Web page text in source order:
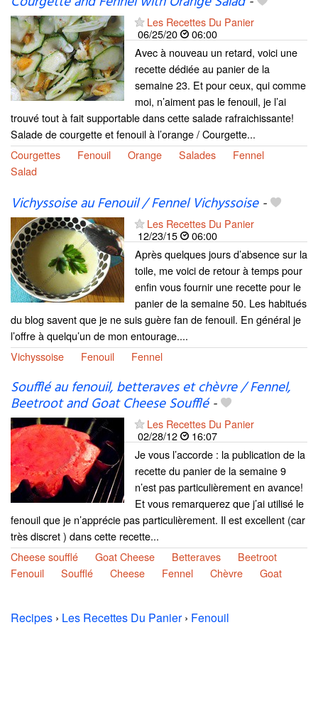
Les Recettes Du Panier
06/25/20
06:00
Avec à nouveau un retard, voici une
recette dédiée au panier de la
semaine 23. Et pour ceux, qui comme
moi, n’aiment pas le fenouil, je l’ai
trouvé tout à fait supportable dans cette salade rafraichissante!
Salade de courgette et fenouil à l’orange / Courgette...
Courgettes
Fenouil Orange Salades
Fennel
Salad
Vichyssoise au Fenouil / Fennel Vichyssoise-
Les Recettes Du Panier
12/23/15
06:00
Après quelques jours d’absence sur la
toile, me voici de retour à temps pour
enfin vous fournir une recette pour le
panier de la semaine 50. Les habitués
du blog savent que je ne suis guère fan de fenouil. En général je
l’offre à quelqu’un de mon entourage....
Vichyssoise
Fenouil Fennel
Soufflé au fenouil, betteraves et chèvre / Fennel,
Beetroot and Goat Cheese Soufflé-
Les Recettes Du Panier
02/28/12
16:07
Je vous l’accorde : la publication de la
recette du panier de la semaine 9
n’est pas particulièrement en avance!
Et vous remarquerez que j’ai utilisé le
fenouil que je n’apprécie pas particulièrement. Il est excellent (car
très discret ) dans cette recette...
Cheese soufflé
Goat Cheese Betteraves
Beetroot
Fenouil
Soufflé Cheese Fennel Chèvre Goat
Recipes › Les Recettes Du Panier› Fenouil